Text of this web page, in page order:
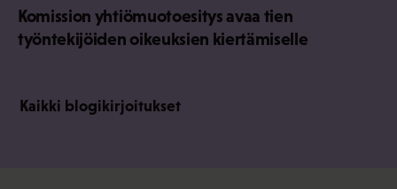
Komission yhtiömuotoesitys avaa tien
työntekijöiden oikeuksien kiertämiselle
Kaikki blogikirjoitukset